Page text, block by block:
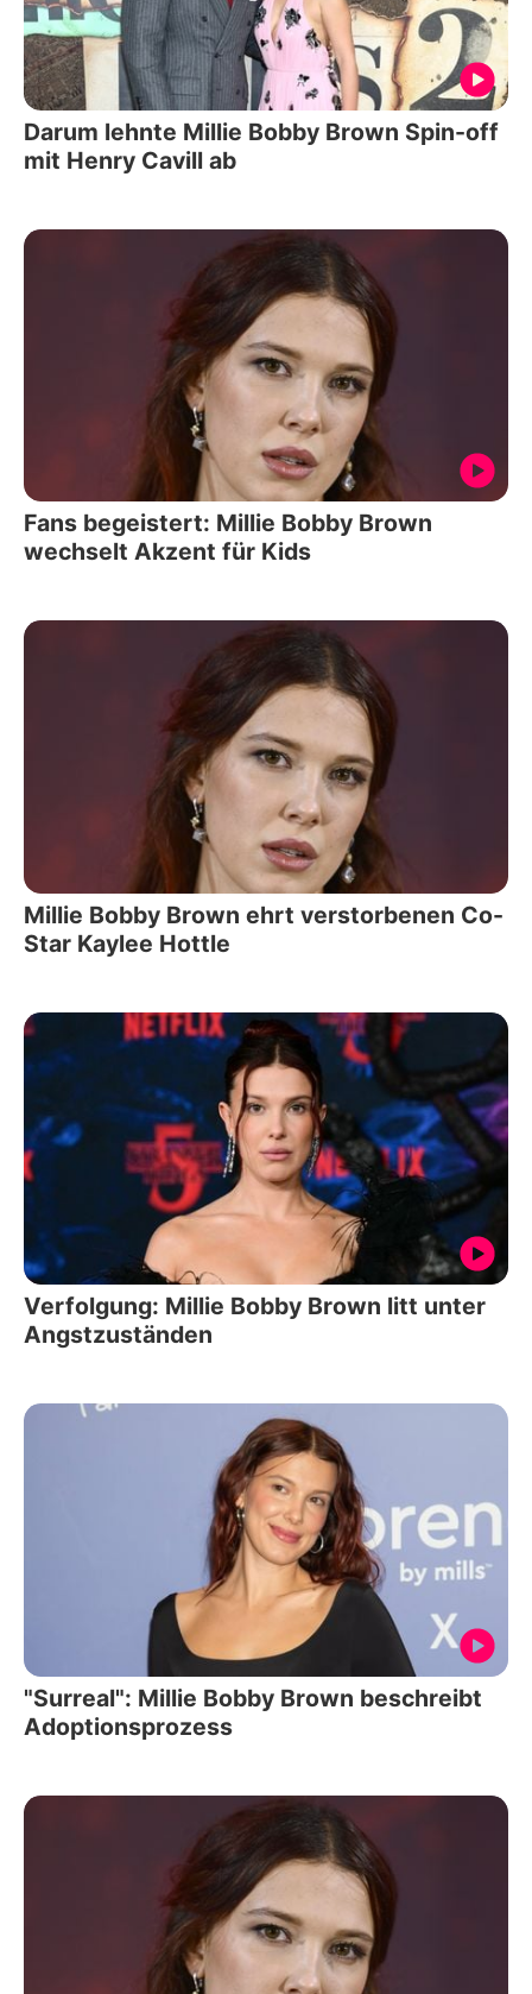
Darum lehnte Millie Bobby Brown Spin-off
mit Henry Cavill ab
Fans begeistert: Millie Bobby Brown
wechselt Akzent für Kids
Millie Bobby Brown ehrt verstorbenen Co-
Star Kaylee Hottle
Verfolgung: Millie Bobby Brown litt unter
Angstzuständen
"Surreal": Millie Bobby Brown beschreibt
Adoptionsprozess